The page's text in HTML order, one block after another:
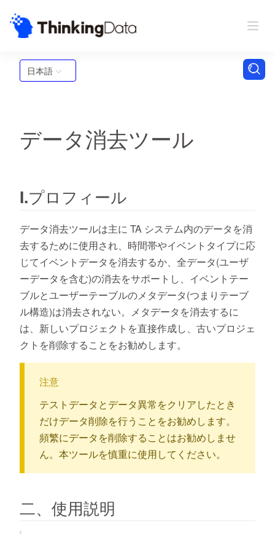
日本語
データ消去ツール
I.プロフィール
データ消去ツールは主に TA システム内のデータを消
去するために使用され、時間帯やイベントタイプに応
じてイベントデータを消去するか、全データ(ユーザ
ーデータを含む)の消去をサポートし、イベントテー
ブルとユーザーテーブルのメタデータ(つまりテーブ
ル構造)は消去されない。メタデータを消去するに
は、新しいプロジェクトを直接作成し、古いプロジェ
クトを削除することをお勧めします。
注意
テストデータとデータ異常をクリアしたとき
だけデータ削除を行うことをお勧めします。
頻繁にデータを削除することはお勧めしませ
ん。本ツールを慎重に使用してください。
二、使用説明